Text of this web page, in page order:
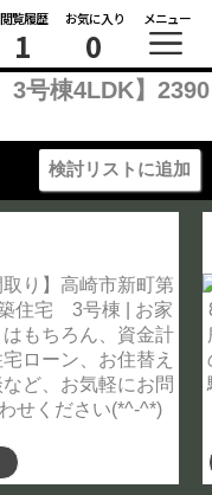
閲覧履歴
1
お気に入り
0
メニュー
号棟4LDK】2390
検討リストに追加